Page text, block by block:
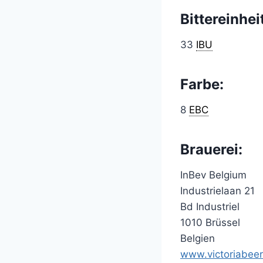
33 IBU
Farbe:
8 EBC
Brauerei:
InBev Belgium
Industrielaan 21
Bd Industriel
1010 Brüssel
Belgien